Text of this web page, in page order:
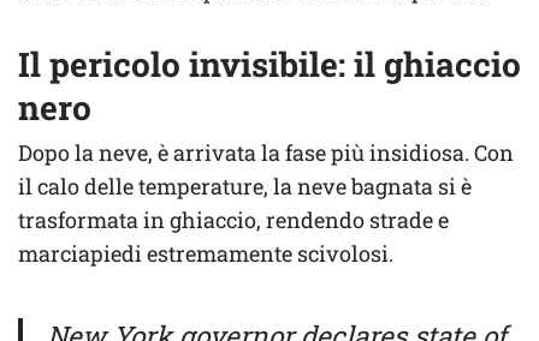
Il pericolo invisibile: il ghiaccio
nero
Dopo la neve, è arrivata la fase più insidiosa. Con
il calo delle temperature, la neve bagnata si è
trasformata in ghiaccio, rendendo strade e
marciapiedi estremamente scivolosi.